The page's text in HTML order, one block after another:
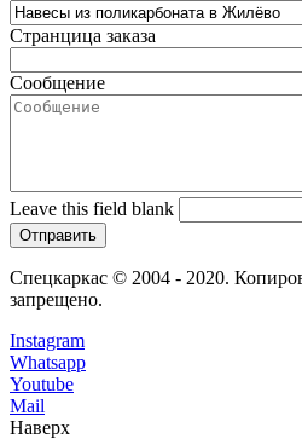
Странцица заказа
Сообщение
Leave this field blank
Спецкаркас © 2004 - 2020.
запрещено.
Instagram
Whatsapp
Youtube
Mail
Наверх